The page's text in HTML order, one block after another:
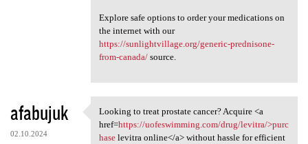
Explore safe options to order your medications on
the internet with our
https://sunlightvillage.org/generic-prednisone-
from-canada/source.
afabujuk
02.10.2024
Looking to treat prostate
Looking to treat prostate cancer? Acquire <a
href=https://uofeswimming.com/drug/levitra/>purc
haselevitra online</a> without hassle for efficient